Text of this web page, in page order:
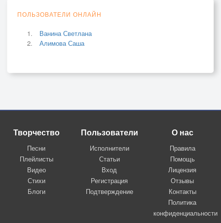
ПОЛЬЗОВАТЕЛИ ОНЛАЙН
Ванина Светлана
Алимова Саша
Творчество
Песни
Плейлисты
Видео
Стихи
Блоги
Пользователи
Исполнители
Статьи
Вход
Регистрация
Подтверждение
О нас
Правила
Помощь
Лицензия
Отзывы
Контакты
Политика
конфиденциальности